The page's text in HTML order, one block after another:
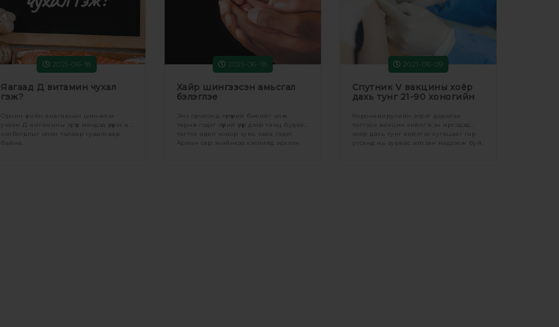
Яагаад Д витамин чухал
гэж?
2021-06-18
Орчин үеийн анагаахын шинжлэх
ухаан Д витамины эрүүл мэндэд үзүүлэх ач
холбогдлыг олон талаар судалсаар
байна.
Хайр шингээсэн амьсгал
бэлэглэе
2021-06-18
Энэ орчлонд хүмүүний биеийг олж
төрнө гэдэг зүүний үзүүр дээр ганц будаа
тогтох адил ховор хувь заяа гэдэг.
Арван сар эхийнхээ хэвлийд эрхлэн
Спутник V вакцины хоёр
дахь тунг 21-90 хоногийн
2021-06-09
Коронавирусийн эсрэг дархлаа
тогтоох вакцин хийлгэсэн иргэдэд
хоёр дахь тунг хийлгэх хугацааг гар
утсанд нь зурвас илгээн мэдээлж буй.